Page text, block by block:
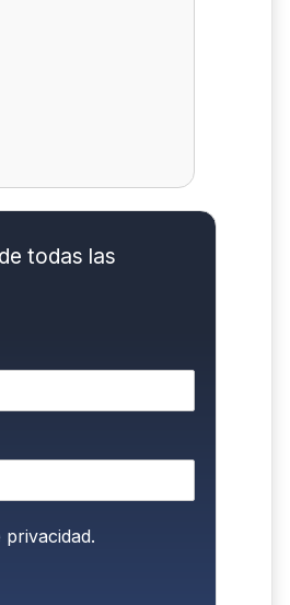
todas las
privacidad.